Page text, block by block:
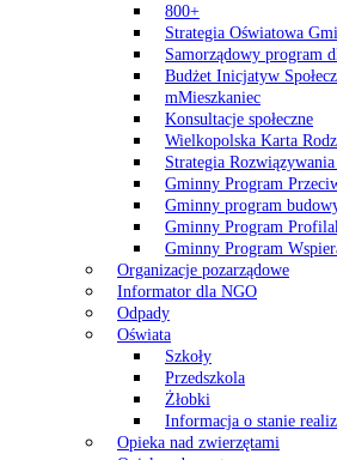
800+
Strategia Oświatowa
Samorządowy program
Budżet Inicjatyw
mMieszkaniec
Konsultacje społeczne
Wielkopolska Karta
Strategia
Gminny Program
Gminny program
Gminny Program
Gminny Program
Organizacje pozarządowe
Informator dla NGO
Odpady
Oświata
Szkoły
Przedszkola
Żłobki
Informacja o stanie
Opieka nad zwierzętami